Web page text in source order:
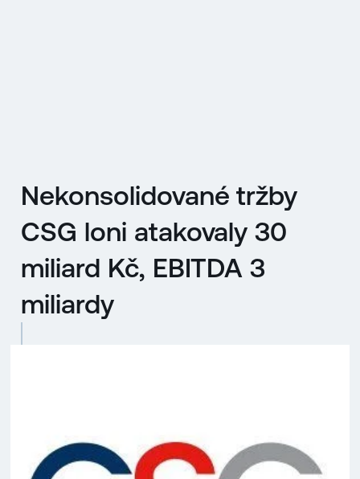
Nekonsolidované tržby
CSG loni atakovaly 30
miliard Kč, EBITDA 3
miliardy